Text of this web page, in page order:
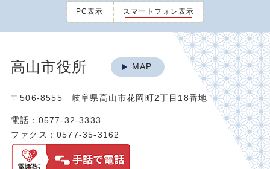
PC表示 スマートフォン表示
高山市役所 MAP
〒506-8555 岐阜県高山市花岡町2丁目18番地
電話：0577-32-3333
ファクス：0577-35-3162